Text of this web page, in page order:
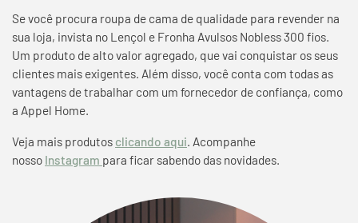
Se você procura roupa de cama de qualidade para revender na
sua loja, invista no Lençol e Fronha Avulsos Nobless 300 fios.
Um produto de alto valor agregado, que vai conquistar os seus
clientes mais exigentes. Além disso, você conta com todas as
vantagens de trabalhar com um fornecedor de confiança, como
a Appel Home.
Veja mais produtos clicando aqui. Acompanhe
nosso Instagram para ficar sabendo das novidades.